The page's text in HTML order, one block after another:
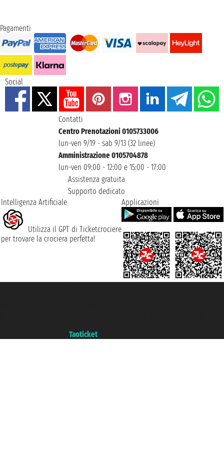
Pagamenti
Social
Contatti
Centro Prenotazioni 0105733006
lun-ven 9/19 - sab 9/13 (32 linee)
Amministrazione 0105704878
lun-ven 09:00 - 12:00 e 15:00 - 17:00
Assistenza gratuita
Supporto dedicato
Intelligenza Artificiale
Utilizza il GPT di Ticketcrociere
per trovare la crociera perfetta!
Applicazioni
Taoticket